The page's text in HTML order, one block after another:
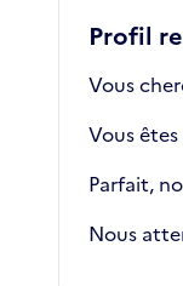
Profil
Vous
Vous
Parfait,
Nous